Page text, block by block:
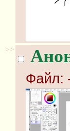
>>
Файл: